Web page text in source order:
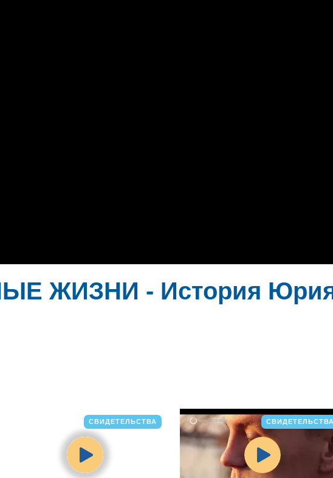
ЖИЗНИ - История Юрия
СВИДЕТЕЛЬСТВА СВИДЕТЕЛЬСТВА